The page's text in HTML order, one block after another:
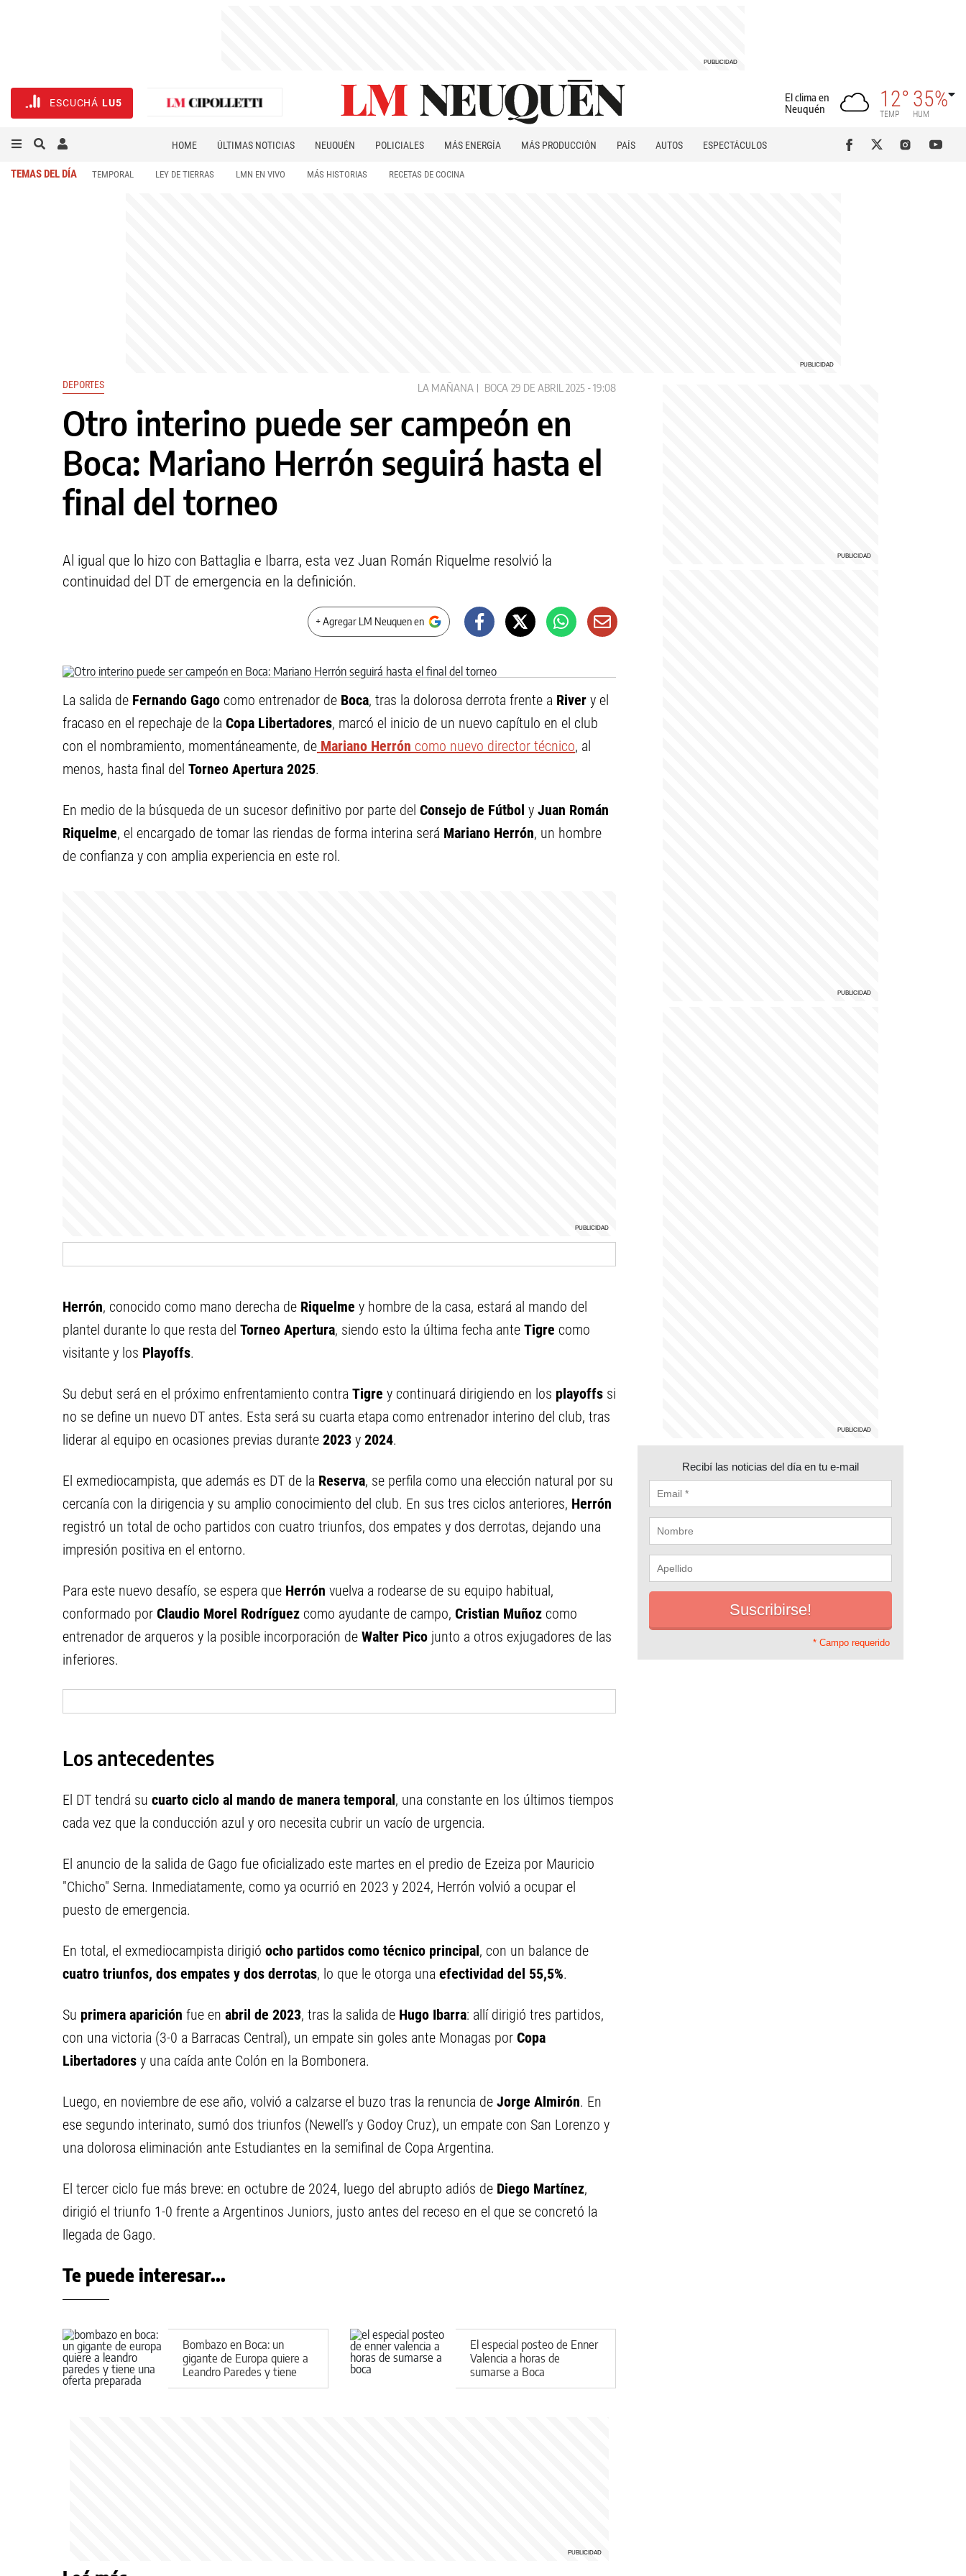
ESCUCHÁ LU5
El clima en
Neuquén
12°
TEMP
35%
HUM
HOME ÚLTIMAS NOTICIAS NEUQUÉN POLICIALES MÁS ENERGÍA MÁS PRODUCCIÓN PAÍS AUTOS
ESPECTÁCULOS
TEMAS DEL DÍA TEMPORAL LEY DE TIERRAS LMN EN VIVO MÁS HISTORIAS RECETAS DE COCINA
DEPORTES LA MAÑANA BOCA 29 DE ABRIL 2025 - 19:08
Otro interino puede ser campeón en
Boca: Mariano Herrón seguirá hasta el
final del torneo
Al igual que lo hizo con Battaglia e Ibarra, esta vez Juan Román Riquelme resolvió la
continuidad del DT de emergencia en la definición.
+ Agregar LM Neuquen en
La salida de Fernando Gago como entrenador de Boca, tras la dolorosa derrota frente a River y el
fracaso en el repechaje de la Copa Libertadores, marcó el inicio de un nuevo capítulo en el club
con el nombramiento, momentáneamente, de Mariano Herrón como nuevo director técnico, al
menos, hasta final del Torneo Apertura 2025.
En medio de la búsqueda de un sucesor definitivo por parte del Consejo de Fútbol y Juan Román
Riquelme, el encargado de tomar las riendas de forma interina será Mariano Herrón, un hombre
de confianza y con amplia experiencia en este rol.
Herrón, conocido como mano derecha de Riquelme y hombre de la casa, estará al mando del
plantel durante lo que resta del Torneo Apertura, siendo esto la última fecha ante Tigre como
visitante y los Playoffs.
Su debut será en el próximo enfrentamiento contra Tigre y continuará dirigiendo en los playoffs si
no se define un nuevo DT antes. Esta será su cuarta etapa como entrenador interino del club, tras
liderar al equipo en ocasiones previas durante 2023 y 2024.
El exmediocampista, que además es DT de la Reserva, se perfila como una elección natural por su
cercanía con la dirigencia y su amplio conocimiento del club. En sus tres ciclos anteriores, Herrón
registró un total de ocho partidos con cuatro triunfos, dos empates y dos derrotas, dejando una
impresión positiva en el entorno.
Para este nuevo desafío, se espera que Herrón vuelva a rodearse de su equipo habitual,
conformado por Claudio Morel Rodríguez como ayudante de campo, Cristian Muñoz como
entrenador de arqueros y la posible incorporación de Walter Pico junto a otros exjugadores de las
inferiores.
Los antecedentes
El DT tendrá su cuarto ciclo al mando de manera temporal, una constante en los últimos tiempos
cada vez que la conducción azul y oro necesita cubrir un vacío de urgencia.
El anuncio de la salida de Gago fue oficializado este martes en el predio de Ezeiza por Mauricio
"Chicho" Serna. Inmediatamente, como ya ocurrió en 2023 y 2024, Herrón volvió a ocupar el
puesto de emergencia.
En total, el exmediocampista dirigió ocho partidos como técnico principal, con un balance de
cuatro triunfos, dos empates y dos derrotas, lo que le otorga una efectividad del 55,5%.
Su primera aparición fue en abril de 2023, tras la salida de Hugo Ibarra: allí dirigió tres partidos,
con una victoria (3-0 a Barracas Central), un empate sin goles ante Monagas por Copa
Libertadores y una caída ante Colón en la Bombonera.
Luego, en noviembre de ese año, volvió a calzarse el buzo tras la renuncia de Jorge Almirón. En
ese segundo interinato, sumó dos triunfos (Newell’s y Godoy Cruz), un empate con San Lorenzo y
una dolorosa eliminación ante Estudiantes en la semifinal de Copa Argentina.
El tercer ciclo fue más breve: en octubre de 2024, luego del abrupto adiós de Diego Martínez,
dirigió el triunfo 1-0 frente a Argentinos Juniors, justo antes del receso en el que se concretó la
llegada de Gago.
Te puede interesar...
Bombazo en Boca: un
gigante de Europa quiere a
Leandro Paredes y tiene
una oferta preparada
El especial posteo de Enner
Valencia a horas de
sumarse a Boca
Recibí las noticias del día en tu e-mail
* Campo requerido